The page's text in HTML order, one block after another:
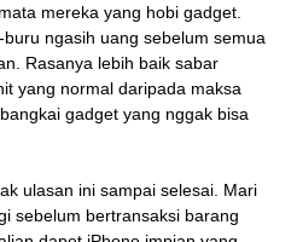
mereka yang hobi gadget.
ngasih uang sebelum semua
Rasanya lebih baik sabar
yang normal daripada maksa
gadget yang nggak bisa
ulasan ini sampai selesai. Mari
sebelum bertransaksi barang